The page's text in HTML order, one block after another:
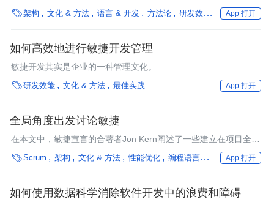
及现成的 POS 和 CRM 软件。稍微好一点的公司都有自己的工程
团队，但是似乎没能将流程工厂重新调整成一个技术驱动的公司。
架构 文化 & 方法 语言 & 开发 方法论 研发效能 编程语言
App 打开
如何高效地进行敏捷开发管理
敏捷开发其实是企业的一种管理文化。
研发效能 文化 & 方法 最佳实践 App 打开
全局角度出发讨论敏捷
在本文中，敏捷宣言的合著者Jon Kern阐述了一些建立在项目全局
角度之上的关键实践，项目本身就是从此开始的。如果不能从系统
角度来做项目，那它就不能达到预期的效果，甚至可能会失败。
Scrum 架构 文化 & 方法 性能优化 编程语言 框架 企业动态
App 打开
如何使用数据科学消除软件开发中的浪费和障碍